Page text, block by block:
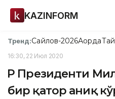
KAZINFORM
Тренд:Сайлов-2026Ақорда
16:30, 22 Июл 2020
ҚР Президенти
бир қатор аниқ